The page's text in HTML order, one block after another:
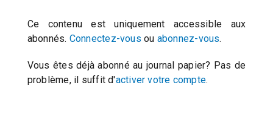
Ce contenu est uniquement accessible aux
abonnés. Connectez-vous ou abonnez-vous.
Vous êtes déjà abonné au journal papier? Pas de
problème, il suffit d'activer votre compte.